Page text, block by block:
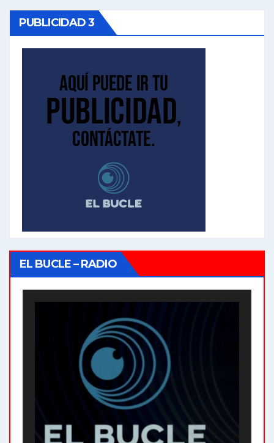
PUBLICIDAD 3
EL BUCLE – RADIO